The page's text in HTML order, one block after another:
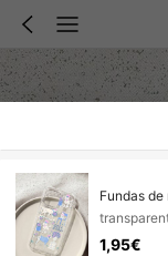
Fundas
1,95€